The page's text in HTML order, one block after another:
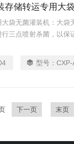
存储转运专用大
袋无菌灌装机：大袋
三点喷射杀菌，以保
型号：CXP-
下一页 末页